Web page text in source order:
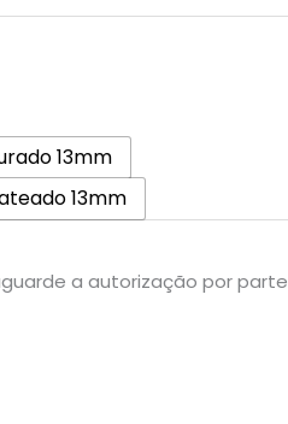
13mm
13mm
a autorização por parte